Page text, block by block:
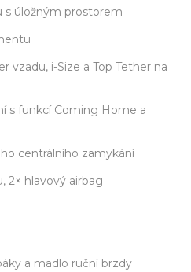
s úložným prostorem
vzadu, i-Size a Top Tether na
s funkcí Coming Home a
centrálního zamykání
2× hlavový airbag
a madlo ruční brzdy